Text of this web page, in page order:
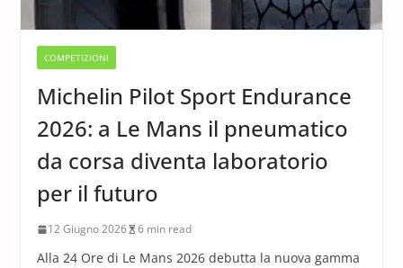
COMPETIZIONI
Michelin Pilot Sport Endurance
2026: a Le Mans il pneumatico
da corsa diventa laboratorio
per il futuro
12 Giugno 2026 6 min read
Alla 24 Ore di Le Mans 2026 debutta la nuova gamma